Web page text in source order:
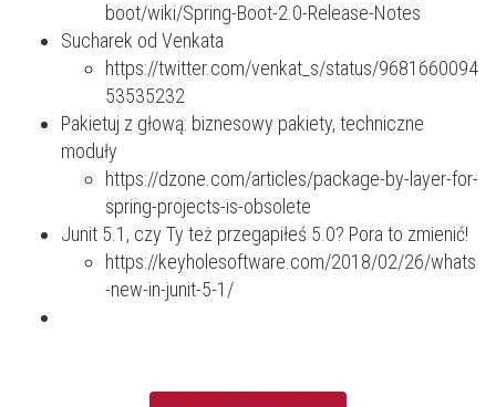
boot/wiki/Spring-Boot-2.0-Release-Notes
Sucharek od Venkata
https://twitter.com/venkat_s/status/9681660094
53535232
Pakietuj z głową: biznesowy pakiety, techniczne
moduły
https://dzone.com/articles/package-by-layer-for-
spring-projects-is-obsolete
Junit 5.1, czy Ty też przegapiłeś 5.0? Pora to zmienić!
https://keyholesoftware.com/2018/02/26/whats
-new-in-junit-5-1/